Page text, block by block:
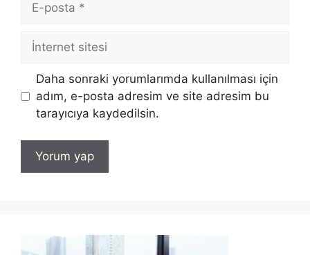
posta
İnternet
Daha sonraki yorumlarımda kullanılması için
adım, e-posta adresim ve site adresim bu
tarayıcıya kaydedilsin.